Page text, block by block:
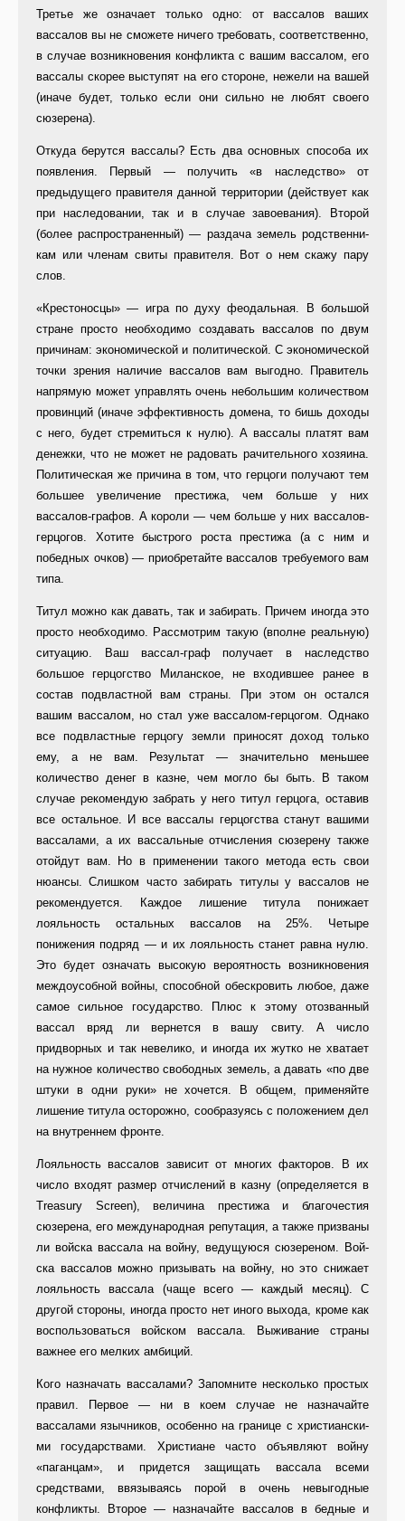
Третье же означает только одно: от вассалов ваших
вассалов вы не сможете ни­чего требовать, соответственно,
в случае возникновения конфликта с вашим вассалом, его
вассалы скорее выступят на его стороне, неже­ли на вашей
(иначе будет, только ес­ли они сильно не любят своего
сюзе­рена).
Откуда берутся вассалы? Есть два основных способа их
появления. Первый — получить «в наследство» от
предыдущего правителя данной территории (действует как
при на­следовании, так и в случае завоева­ния). Второй
(более распространен­ный) — раздача земель родственни­
кам или членам свиты правителя. Вот о нем скажу пару
слов.
«Крестоносцы» — игра по духу фе­одальная. В большой
стране просто необходимо создавать вассалов по двум
причинам: экономической и политической. С экономической
точки зрения наличие вассалов вам выгодно. Правитель
напрямую мо­жет управлять очень небольшим ко­личеством
провинций (иначе эф­фективность домена, то бишь дохо­ды
с него, будет стремиться к нулю). А вассалы платят вам
денежки, что не может не радовать рачительного хозяина.
Политическая же причина в том, что герцоги получают тем
большее увеличение престижа, чем больше у них
вассалов-графов. А ко­роли — чем больше у них вассалов-
герцогов. Хотите быстрого роста престижа (а с ним и
победных оч­ков) — приобретайте вассалов тре­буемого вам
типа.
Титул можно как давать, так и за­бирать. Причем иногда это
просто необходимо. Рассмотрим такую (вполне реальную)
ситуацию. Ваш вассал-граф получает в наследство
большое герцогство Миланское, не входившее ранее в
состав подвласт­ной вам страны. При этом он остался
вашим вассалом, но стал уже васса­лом-герцогом. Однако
все подвласт­ные герцогу земли приносят доход только
ему, а не вам. Результат — значительно меньшее
количество де­нег в казне, чем могло бы быть. В та­ком
случае рекомендую забрать у не­го титул герцога, оставив
все осталь­ное. И все вассалы герцогства станут вашими
вассалами, а их вассальные отчисления сюзерену также
отойдут вам. Но в применении такого метода есть свои
нюансы. Слишком часто забирать титулы у вассалов не
реко­мендуется. Каждое лишение титула понижает
лояльность остальных вас­салов на 25%. Четыре
понижения подряд — и их лояльность станет рав­на нулю.
Это будет означать высокую вероятность возникновения
междо­усобной войны, способной обескро­вить любое, даже
самое сильное го­сударство. Плюс к этому отозванный
вассал вряд ли вернется в вашу сви­ту. А число
придворных и так невели­ко, и иногда их жутко не хватает
на нужное количество свободных зе­мель, а давать «по две
штуки в одни руки» не хочется. В общем, приме­няйте
лишение титула осторожно, со­образуясь с положением дел
на вну­треннем фронте.
Лояльность вассалов зависит от многих факторов. В их
число входят размер отчислений в казну (опреде­ляется в
Treasury Screen), величина престижа и благочестия
сюзерена, его международная репутация, а так­же призваны
ли войска вассала на войну, ведущуюся сюзереном. Вой­
ска вассалов можно призывать на войну, но это снижает
лояльность вассала (чаще всего — каждый ме­сяц). С
другой стороны, иногда про­сто нет иного выхода, кроме как
вос­пользоваться войском вассала. Вы­живание страны
важнее его мелких амбиций.
Кого назначать вассалами? За­помните несколько простых
правил. Первое — ни в коем случае не на­значайте
вассалами язычников, особенно на границе с христиански­
ми государствами. Христиане часто объявляют войну
«паганцам», и при­дется защищать вассала всеми
средствами, ввязываясь порой в очень невыгодные
конфликты. Вто­рое — назначайте вассалов в бед­ные и